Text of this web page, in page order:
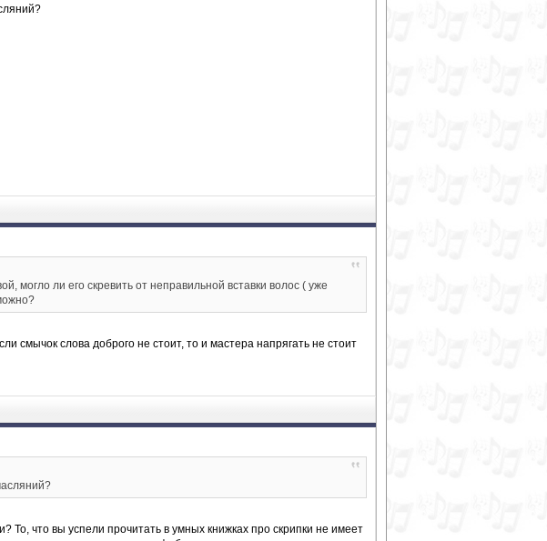
могло ли его скревить от неправильной вставки волос ( уже
смычок слова доброго не стоит, то и мастера напрягать не стоит
То, что вы успели прочитать в умных книжках про скрипки не имеет